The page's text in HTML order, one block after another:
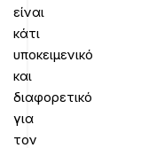
είναι
κάτι
υποκειμενικό
και
διαφορετικό
για
τον